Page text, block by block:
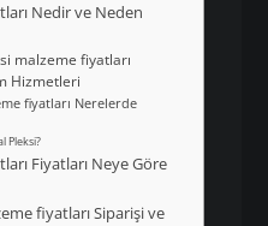
Nedir ve Neden
malzeme fiyatları
Hizmetleri
fiyatları Nerelerde
Pleksi?
Fiyatları Neye Göre
fiyatları Siparişi ve